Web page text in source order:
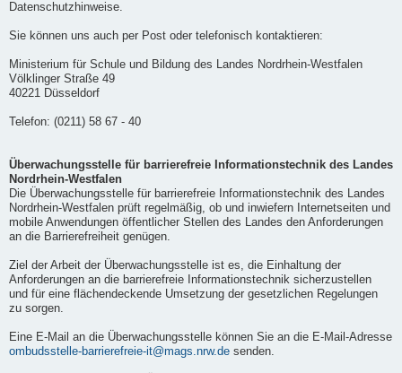
Datenschutzhinweise.
Sie können uns auch per Post oder telefonisch kontaktieren:
Ministerium für Schule und Bildung des Landes Nordrhein-Westfalen
Völklinger Straße 49
40221 Düsseldorf
Telefon: (0211) 58 67 - 40
Überwachungsstelle für barrierefreie Informationstechnik des Landes
Nordrhein-Westfalen
Die Überwachungsstelle für barrierefreie Informationstechnik des Landes
Nordrhein-Westfalen prüft regelmäßig, ob und inwiefern Internetseiten und
mobile Anwendungen öffentlicher Stellen des Landes den Anforderungen
an die Barrierefreiheit genügen.
Ziel der Arbeit der Überwachungsstelle ist es, die Einhaltung der
Anforderungen an die barrierefreie Informationstechnik sicherzustellen
und für eine flächendeckende Umsetzung der gesetzlichen Regelungen
zu sorgen.
Eine E-Mail an die Überwachungsstelle können Sie an die E-Mail-Adresse
ombudsstelle-barrierefreie-it@mags.nrw.de senden.